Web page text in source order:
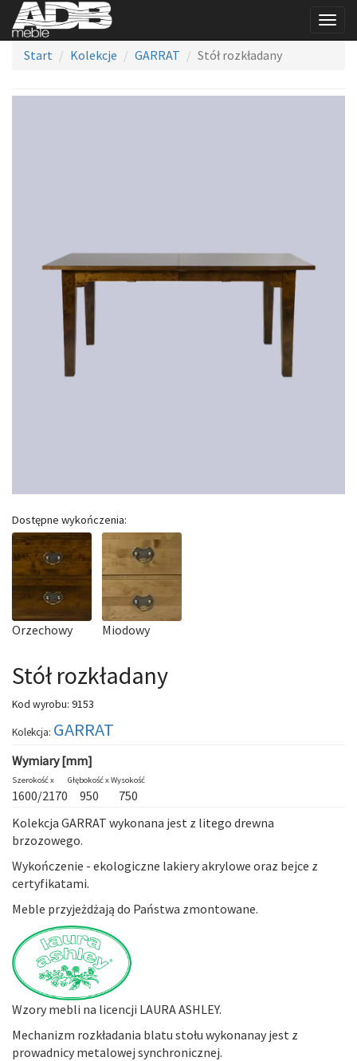
Start
Kolekcje GARRAT Stół rozkładany
Dostępne wykończenia:
Orzechowy Miodowy
Stół rozkładany
Kod wyrobu: 9153
Kolekcja: GARRAT
Wymiary [mm]
Szerokość x Głębokość xWysokość
1600/2170 950
750
Kolekcja GARRAT wykonana jest z litego drewna
brzozowego.
Wykończenie - ekologiczne lakiery akrylowe oraz bejce z
certyfikatami.
Meble przyjeżdżają do Państwa zmontowane.
Wzory mebli na licencji LAURA ASHLEY.
Mechanizm rozkładania blatu stołu wykonanay jest z
prowadnicy metalowej synchronicznej.